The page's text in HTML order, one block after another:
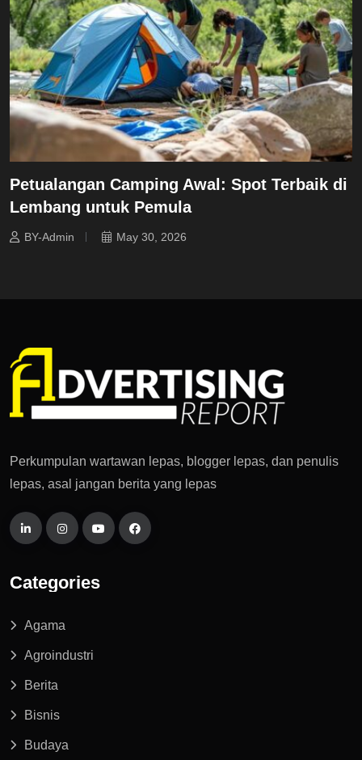
Petualangan Camping Awal: Spot Terbaik di
Lembang untuk Pemula
BY-Admin May 30, 2026
Perkumpulan wartawan lepas, blogger lepas, dan penulis
lepas, asal jangan berita yang lepas
Categories
Agama
Agroindustri
Berita
Bisnis
Budaya